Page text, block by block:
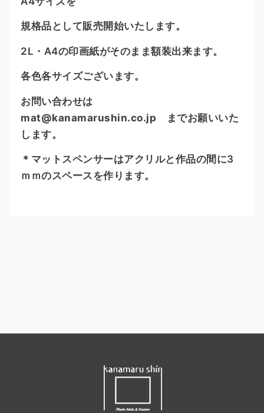
規格品として販売開始いたします。
2L・A4の印画紙がそのまま額装出来ます。
各色各サイズございます。
お問い合わせは
mat@kanamarushin.co.jp までお願いいた
します。
＊マットスペンサーはアクリルと作品の間に3
ｍｍのスペースを作ります。